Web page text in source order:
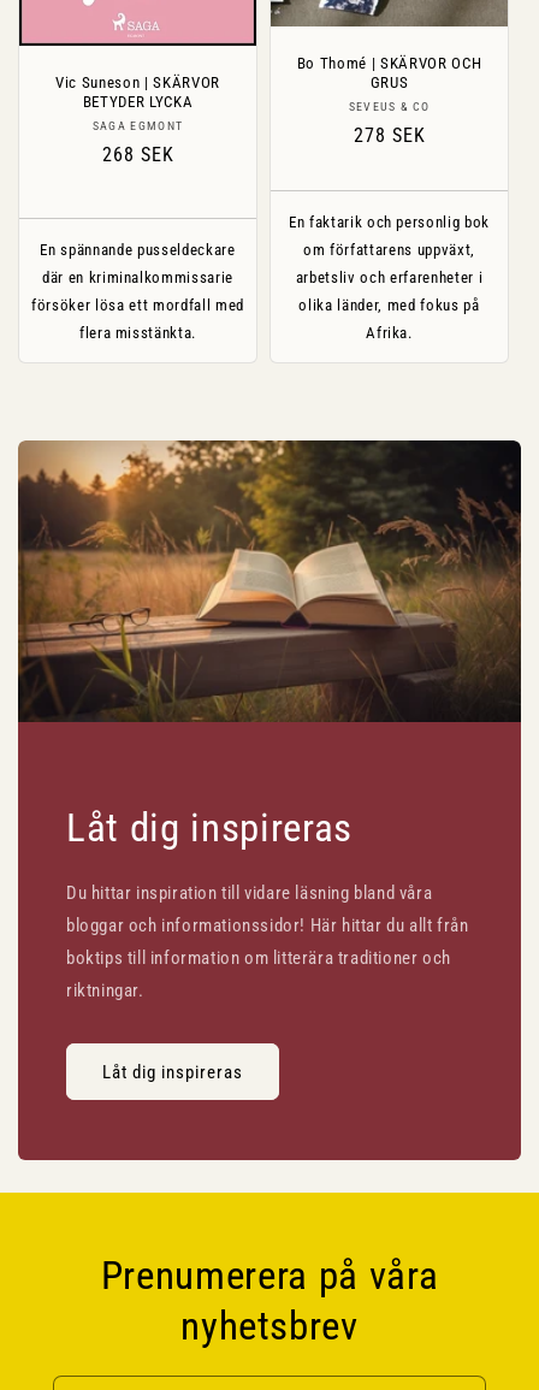
Vic Suneson | SKÄRVOR
BETYDER LYCKA
Säljare:
SAGA EGMONT
Ordinarie
268 SEK
En spännande pusseldeckare
där en kriminalkommissarie
försöker lösa ett mordfall med
flera misstänkta.
Bo Thomé | SKÄRVOR OCH
GRUS
Säljare:
SEVEUS & CO
Ordinarie
278 SEK
En faktarik och personlig bok
om författarens uppväxt,
arbetsliv och erfarenheter i
olika länder, med fokus på
Afrika.
Låt dig inspireras
Du hittar inspiration till vidare läsning bland våra
bloggar och informationssidor! Här hittar du allt från
boktips till information om litterära traditioner och
riktningar.
Låt dig inspireras
Prenumerera på våra
nyhetsbrev